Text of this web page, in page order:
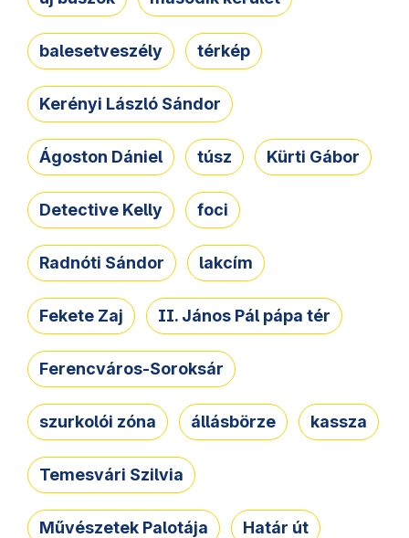
balesetveszély térkép
Kerényi László Sándor
Ágoston Dániel túsz Kürti Gábor
Detective Kelly foci
Radnóti Sándor lakcím
Fekete Zaj II. János Pál pápa tér
Ferencváros-Soroksár
szurkolói zóna állásbörze kassza
Temesvári Szilvia
Művészetek Palotája Határ út